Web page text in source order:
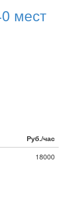
мест
Руб./час
18000